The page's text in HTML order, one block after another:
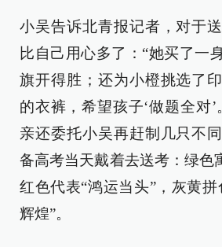
小吴告诉北青报记者，对于
比自己用心多了：“她买了一
旗开得胜；还为小橙挑选了
的衣裤，希望孩子‘做题全对
亲还委托小吴再赶制几只不
备高考当天戴着去送考：绿色
红色代表“鸿运当头”，灰黄拼
辉煌”。